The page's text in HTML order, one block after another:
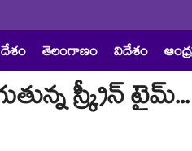
దేశం తెలంగాణం విదేశం
స్క్రీన్